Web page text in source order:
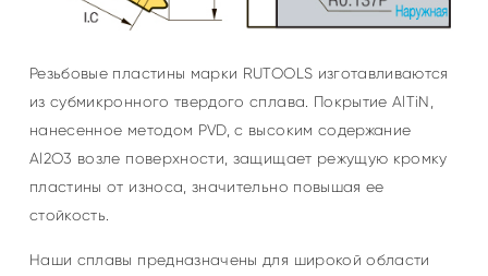
Резьбовые пластины марки RUTOOLS изготавливаются
из субмикронного твердого сплава. Покрытие AlTiN,
нанесенное методом PVD, с высоким содержание
Al2O3 возле поверхности, защищает режущую кромку
пластины от износа, значительно повышая ее
стойкость.
Наши сплавы предназначены для широкой области